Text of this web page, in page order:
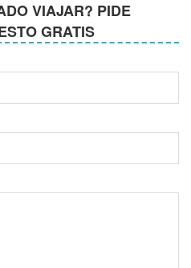
VIAJAR? PIDE
GRATIS